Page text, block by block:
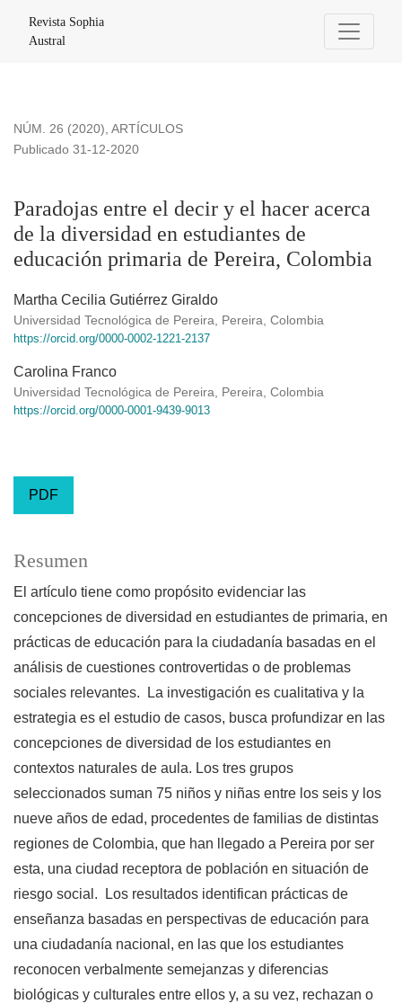
Revista Sophia
Austral
NÚM. 26 (2020), ARTÍCULOS
Paradojas entre el decir y el hacer acerca
de la diversidad en estudiantes de
educación primaria de Pereira, Colombia
Publicado 31-12-2020
Martha Cecilia Gutiérrez Giraldo
Universidad Tecnológica de Pereira, Pereira, Colombia
https://orcid.org/0000-0002-1221-2137
Carolina Franco
Universidad Tecnológica de Pereira, Pereira, Colombia
https://orcid.org/0000-0001-9439-9013
PDF
Resumen
El artículo tiene como propósito evidenciar las
concepciones de diversidad en estudiantes de primaria, en
prácticas de educación para la ciudadanía basadas en el
análisis de cuestiones controvertidas o de problemas
sociales relevantes. La investigación es cualitativa y la
estrategia es el estudio de casos, busca profundizar en las
concepciones de diversidad de los estudiantes en
contextos naturales de aula. Los tres grupos
seleccionados suman 75 niños y niñas entre los seis y los
nueve años de edad, procedentes de familias de distintas
regiones de Colombia, que han llegado a Pereira por ser
esta, una ciudad receptora de población en situación de
riesgo social. Los resultados identifican prácticas de
enseñanza basadas en perspectivas de educación para
una ciudadanía nacional, en las que los estudiantes
reconocen verbalmente semejanzas y diferencias
biológicas y culturales entre ellos y, a su vez, rechazan o